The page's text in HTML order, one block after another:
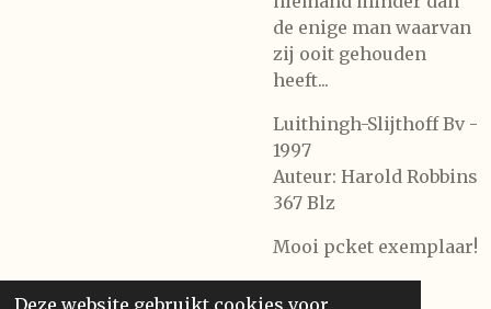
de enige man waarvan
zij ooit gehouden
heeft...
Luithingh-Slijthoff Bv -
1997
Auteur: Harold Robbins
367 Blz
Mooi pcket exemplaar!